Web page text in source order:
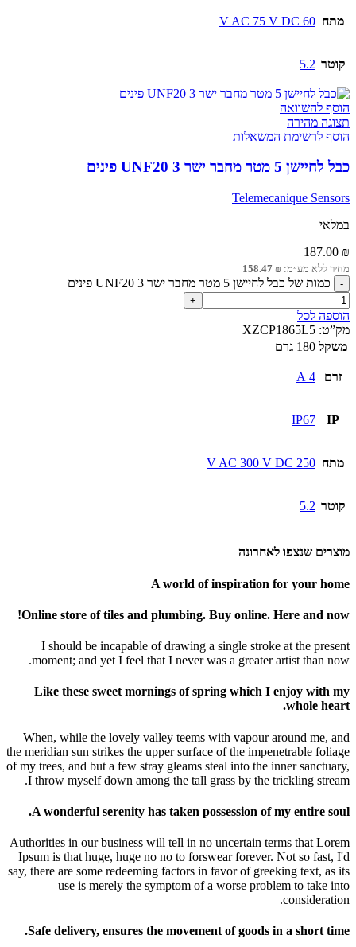
מתח 60 V AC 75 V DC
קוטר 5.2
הוסף להשוואה
תצוגה מהירה
הוסף לרשימת המשאלות
כבל לחיישן 5 מטר מחבר ישר UNF20 3 פינים
Telemecanique Sensors
במלאי
187.00 ₪
מחיר ללא מע״מ: 158.47 ₪
כמות של כבל לחיישן 5 מטר מחבר ישר UNF20 3 פינים
הוספה לסל
מק”ט: XZCP1865L5
משקל 180 גרם
זרם 4 A
IP
IP67
מתח 250 V AC 300 V DC
קוטר 5.2
מוצרים שנצפו לאחרונה
A world of inspiration for your home
Online store of tiles and plumbing. Buy online. Here and now!
I should be incapable of drawing a single stroke at the present
moment; and yet I feel that I never was a greater artist than now.
Like these sweet mornings of spring which I enjoy with my
whole heart.
When, while the lovely valley teems with vapour around me, and
the meridian sun strikes the upper surface of the impenetrable foliage
of my trees, and but a few stray gleams steal into the inner sanctuary,
I throw myself down among the tall grass by the trickling stream.
A wonderful serenity has taken possession of my entire soul.
Authorities in our business will tell in no uncertain terms that Lorem
Ipsum is that huge, huge no no to forswear forever. Not so fast, I'd
say, there are some redeeming factors in favor of greeking text, as its
use is merely the symptom of a worse problem to take into
consideration.
Safe delivery, ensures the movement of goods in a short time.